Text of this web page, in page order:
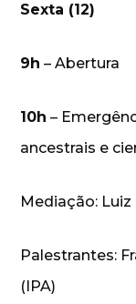
Sexta (12)
9h – Abertura
10h –
ancestrais e
Mediação: Luiz
Palestrantes:
(IPA)